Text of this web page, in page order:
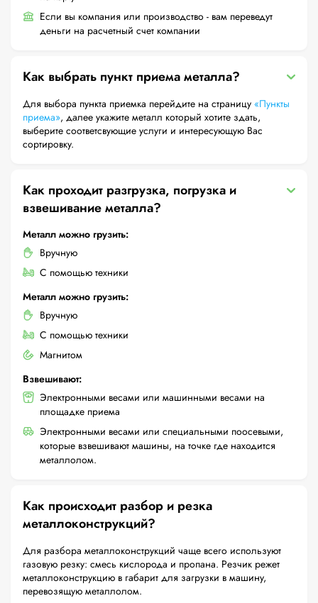
Если вы компания или производство - вам переведут
деньги на расчетный счет компании
Как выбрать пункт приема металла?
Для выбора пункта приемка перейдите на страницу «Пункты
приема», далее укажите металл который хотите здать,
выберите соответсвующие услуги и интересующую Вас
сортировку.
Как проходит разгрузка, погрузка и
взвешивание металла?
Металл можно грузить:
Вручную
С помощью техники
Металл можно грузить:
Вручную
С помощью техники
Магнитом
Взвешивают:
Электронными весами или машинными весами на
площадке приема
Электронными весами или специальными поосевыми,
которые взвешивают машины, на точке где находится
металлолом.
Как происходит разбор и резка
металлоконструкций?
Для разбора металлоконструкций чаще всего используют
газовую резку: смесь кислорода и пропана. Резчик режет
металлоконструкцию в габарит для загрузки в машину,
перевозящую металлолом.